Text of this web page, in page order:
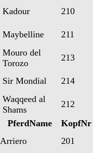
Kadour
210
Maybelline
211
Mouro del
Torozo
213
Sir Mondial
214
Waqqeed al
Shams
212
PferdName
KopfNr
Arriero
201